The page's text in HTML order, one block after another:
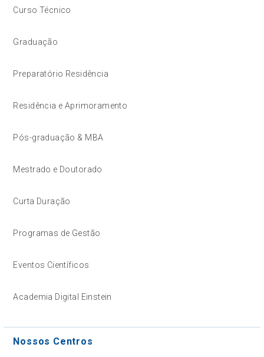
Curso Técnico
Graduação
Preparatório Residência
Residência e Aprimoramento
Pós-graduação & MBA
Mestrado e Doutorado
Curta Duração
Programas de Gestão
Eventos Científicos
Academia Digital Einstein
Nossos Centros